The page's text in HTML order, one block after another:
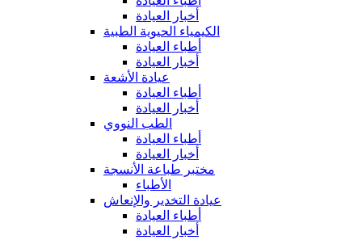
أخبار العيادة
الكيمياء الحيوية الطبية
أطباء العيادة
أخبار العيادة
عيادة الأشعة
أطباء العيادة
أخبار العيادة
الطب النووي
أطباء العيادة
أخبار العيادة
مختبر طباعة الأنسجة
الأطباء
عيادة التخدير والإنعاش
أطباء العيادة
أخبار العيادة